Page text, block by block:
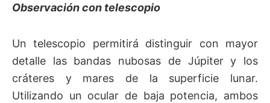
Observación con telescopio
Un telescopio permitirá distinguir con mayor
detalle las bandas nubosas de Júpiter y los
cráteres y mares de la superficie lunar.
Utilizando un ocular de baja potencia, ambos